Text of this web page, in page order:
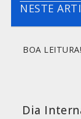
NESTE
BOA LEITURA!
Dia